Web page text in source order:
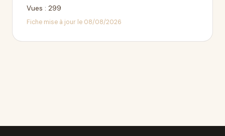
Vues : 299
Fiche mise à jour le 08/08/2026